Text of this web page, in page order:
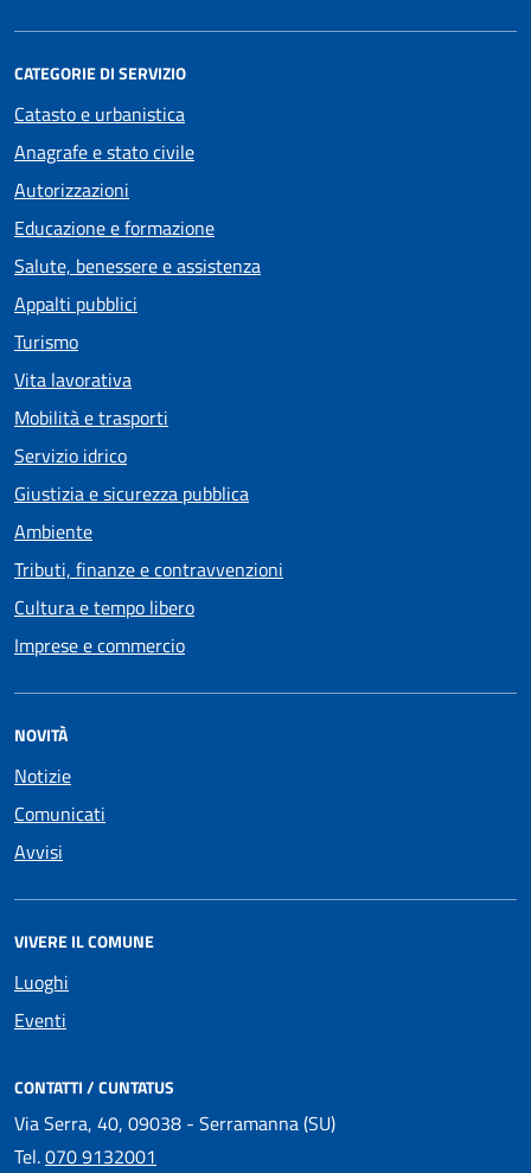
CATEGORIE DI SERVIZIO
Catasto e urbanistica
Anagrafe e stato civile
Autorizzazioni
Educazione e formazione
Salute, benessere e assistenza
Appalti pubblici
Turismo
Vita lavorativa
Mobilità e trasporti
Servizio idrico
Giustizia e sicurezza pubblica
Ambiente
Tributi, finanze e contravvenzioni
Cultura e tempo libero
Imprese e commercio
NOVITÀ
Notizie
Comunicati
Avvisi
VIVERE IL COMUNE
Luoghi
Eventi
CONTATTI / CUNTATUS
Via Serra, 40, 09038 - Serramanna (SU)
Tel.070 9132001